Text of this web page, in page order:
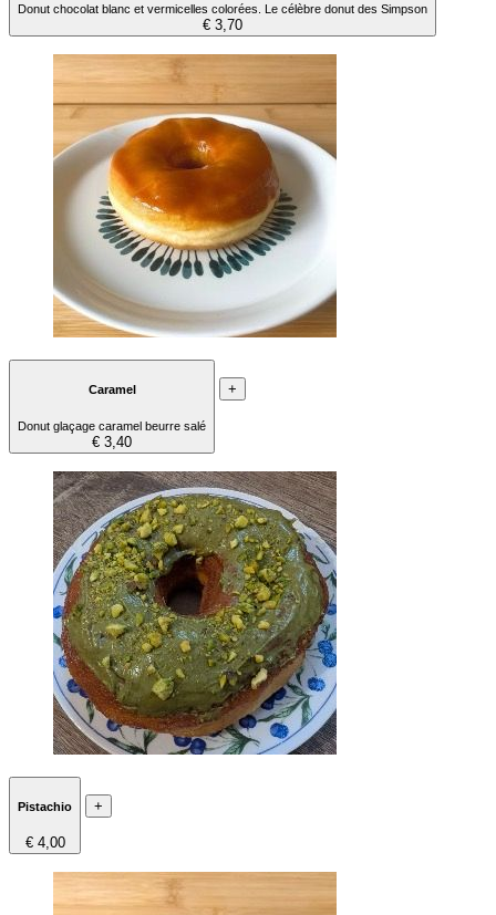
Donut chocolat blanc et vermicelles colorées. Le célèbre donut des Simpson
€ 3,70
Caramel
Donut glaçage caramel beurre salé
€ 3,40
+
Pistachio
€ 4,00
+